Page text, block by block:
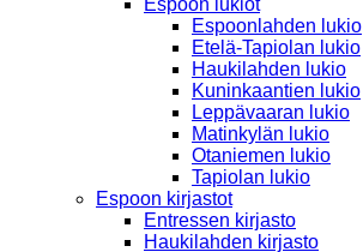
Espoonlahden lukio
Etelä-Tapiolan lukio
Haukilahden lukio
Kuninkaantien lukio
Leppävaaran lukio
Matinkylän lukio
Otaniemen lukio
Tapiolan lukio
Espoon kirjastot
Entressen kirjasto
Haukilahden kirjasto